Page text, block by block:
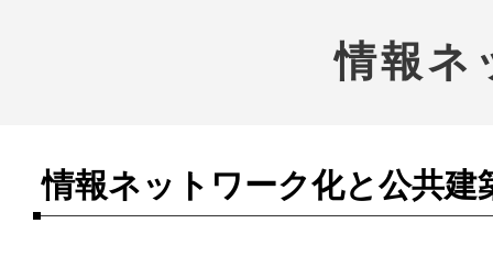
情報ネ
情報ネットワーク化と公共建